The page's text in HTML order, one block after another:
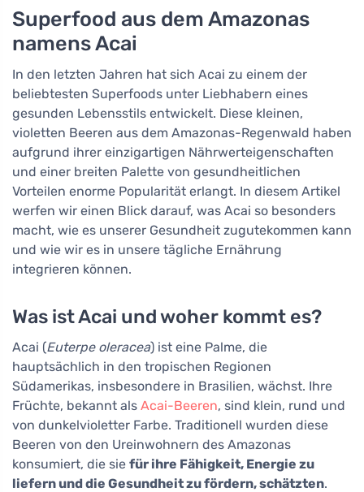
Superfood aus dem Amazonas
namens Acai
In den letzten Jahren hat sich Acai zu einem der
beliebtesten Superfoods unter Liebhabern eines
gesunden Lebensstils entwickelt. Diese kleinen,
violetten Beeren aus dem Amazonas-Regenwald haben
aufgrund ihrer einzigartigen Nährwerteigenschaften
und einer breiten Palette von gesundheitlichen
Vorteilen enorme Popularität erlangt. In diesem Artikel
werfen wir einen Blick darauf, was Acai so besonders
macht, wie es unserer Gesundheit zugutekommen kann
und wie wir es in unsere tägliche Ernährung
integrieren können.
Was ist Acai und woher kommt es?
Acai (Euterpe oleracea) ist eine Palme, die
hauptsächlich in den tropischen Regionen
Südamerikas, insbesondere in Brasilien, wächst. Ihre
Früchte, bekannt als Acai-Beeren, sind klein, rund und
von dunkelvioletter Farbe. Traditionell wurden diese
Beeren von den Ureinwohnern des Amazonas
konsumiert, die sie für ihre Fähigkeit, Energie zu
liefern und die Gesundheit zu fördern, schätzten.